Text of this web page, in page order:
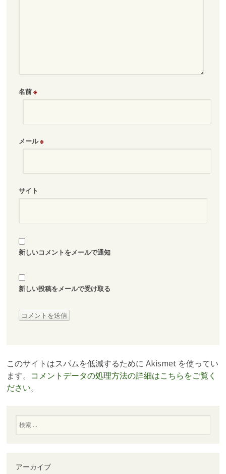
名前※
メール※
サイト
新しいコメントをメールで通知
新しい投稿をメールで受け取る
このサイトはスパムを低減するために Akismet を使ってい
ます。 コメントデータの処理方法の詳細はこちらをご覧く
ださい。
索
アーカイブ